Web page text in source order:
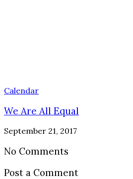
Calendar
We Are All Equal
September 21, 2017
No Comments
Post a Comment